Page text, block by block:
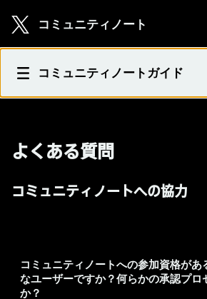
コミュニティノート
よくある質問
コミュニティノートガイド
よくある質問
コミュニティノートへの協力
コミュニティノートへの参加資格があ
なユーザーですか？何らかの承認プロ
か？